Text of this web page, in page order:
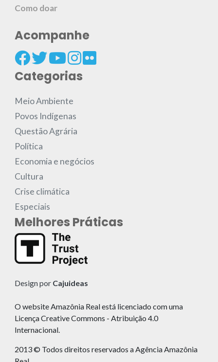
Como doar
Acompanhe
Categorias
Meio Ambiente
Povos Indígenas
Questão Agrária
Política
Economia e negócios
Cultura
Crise climática
Especiais
Melhores Práticas
Design por Cajuideas
O website Amazônia Real está licenciado com uma
Licença Creative Commons - Atribuição 4.0
Internacional.
2013 © Todos direitos reservados a Agência Amazônia